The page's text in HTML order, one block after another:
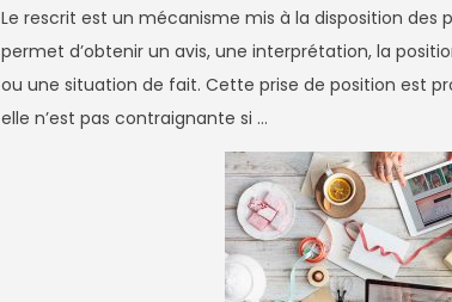
Le rescrit est un mécanisme mis à la disposition des
permet d’obtenir un avis, une interprétation, la
ou une situation de fait. Cette prise de position est
elle n’est pas contraignante si …